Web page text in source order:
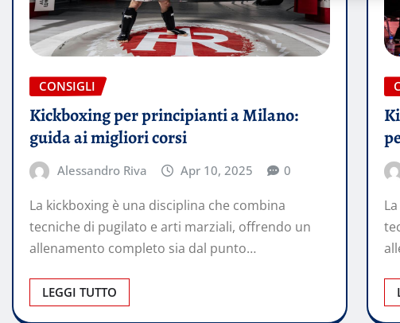
CONSIGLI
Kickboxing per principianti a Milano:
guida ai migliori corsi
Alessandro Riva Apr 10, 2025 0
La kickboxing è una disciplina che combina
tecniche di pugilato e arti marziali, offrendo un
allenamento completo sia dal punto…
LEGGI TUTTO